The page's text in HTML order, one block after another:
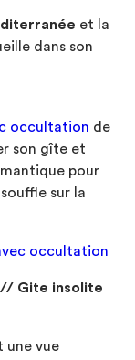
et la
dans son
occultation de
son gîte et
pour
sur la
occultation
Gite insolite
une vue